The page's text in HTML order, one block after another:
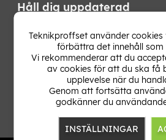
Håll dig uppdaterad
Få de senaste nyheterna, hetaste
bästa tipsen från oss direkt i din
vårt nyhetsbrev!
Teknikproffset använder
förbättra det innehåll som
Vi rekommenderar att du
av cookies för att du ska få
upplevelse när du
Genom att fortsätta
godkänner du
INSTÄLLNINGAR